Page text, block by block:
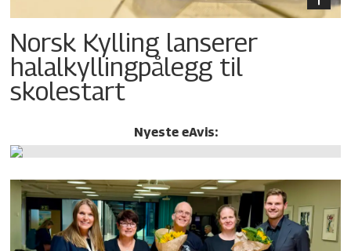
Norsk Kylling lanserer
halalkylling­pålegg til
skolestart
Nyeste eAvis: